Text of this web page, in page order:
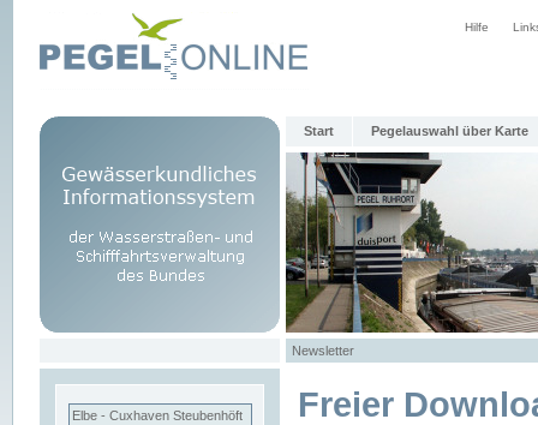
Hilfe
Start Pegelauswahl über Karte
Newsletter
Elbe - Cuxhaven Steubenhöft Freier